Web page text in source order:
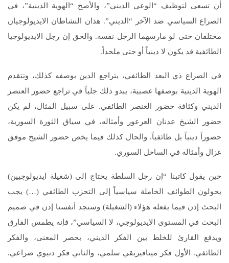
أن تسعى لتوظيف “الوعي الديني”، والأصح “الهوية الدينية”، في
الصراع السياسي ضد الآخر “الديني”. هذان النشاطان الايديولوجيان
مختلفان حتى لو مارسهما الرجل نفسه. والحق إن رجل الايديولوجيا
الطائفية قد يكون لا دينياً أو حتى ملحداً.
في الصراع ذي البعد الطائفي، يتراجع الدين بوصفه كذلك، وتتقدم
الهوية الدينية بوصفها عصبية، يبدو ذلك جلياً في تراجع حضور العنصر
الديني وكثافة حضور العنصر الطائفي. على سبيل المثال، لم يكن
حضور الشيخ عدنان العرعور وأمثاله، في سياق الثورة السورية،
حضوراً دينياً بل طائفياً. والحال كذلك فيما يخص حضور الشيخ موفق
غزال وأمثاله في الساحل السوري.
حين يقول كاتبنا “إن رجل السلطة يحتاج إلى (شغيلة ايديولوجيين)
يحولون الطوائف الخاملة سياسياً إلى التحزب الطائفي (…) يجب
البحث إذن فيما يفعله هؤلاء (الشغيلة) وسنجد أنفسنا إذن في صميم
البحث في المستوى الايديولوجي، لا السياسي”، فإنه يطمس الفارق
ويدفع القارئ للخلط بين الفكر الديني، بحصر المعنى، والفكر
الطائفي. الأول فكر ميتافيزيقي سلمي، والثاني فكر دنيوي صراعي.